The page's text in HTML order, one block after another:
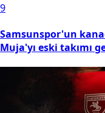
9
Samsunspor'un
Muja'yı eski takımı